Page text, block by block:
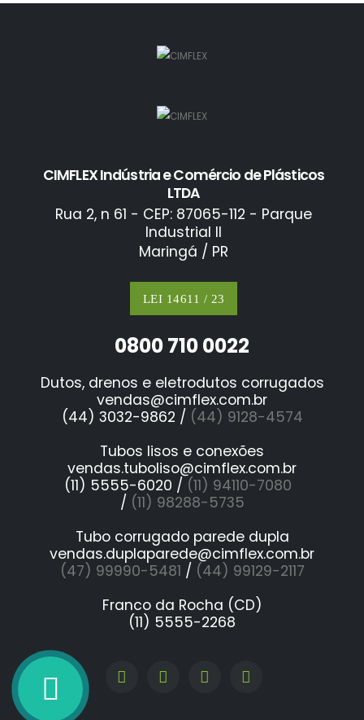
CIMFLEX Indústria e Comércio de Plásticos
LTDA
Rua 2, n 61 - CEP: 87065-112 - Parque
Industrial II
Maringá / PR
LEI 14611 / 23
0800 710 0022
Dutos, drenos e eletrodutos corrugados
vendas@cimflex.com.br
(44) 3032-9862 / (44) 9128-4574
Tubos lisos e conexões
vendas.tuboliso@cimflex.com.br
(11) 5555-6020 / (11) 94110-7080
/ (11) 98288-5735
Tubo corrugado parede dupla
vendas.duplaparede@cimflex.com.br
(47) 99990-5481 / (44) 99129-2117
Franco da Rocha (CD)
(11) 5555-2268